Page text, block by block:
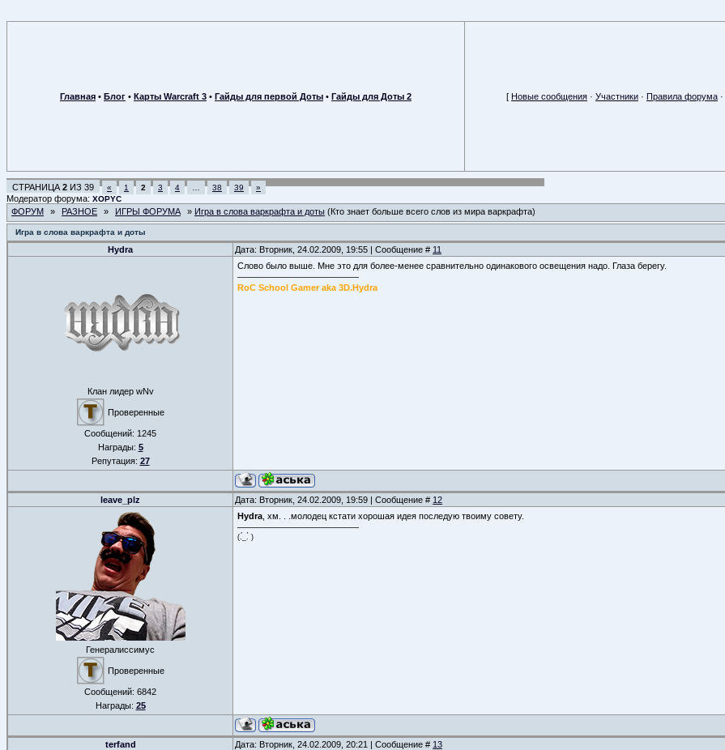
Главная • Блог • Карты Warcraft 3 • Гайды для первой Доты • Гайды для Доты 2 [ Новые сообщения · Участники · Правила форума ·
СТРАНИЦА 2 ИЗ 39 « 1 2 3 4 38 39 »
Модератор форума: XOPYC
ФОРУМ » РАЗНОЕ » ИГРЫ ФОРУМА » Игра в слова варкрафта и доты (Кто знает больше всего слов из мира варкрафта)
Игра в слова варкрафта и доты
Hydra Дата: Вторник, 24.02.2009, 19:55 | Сообщение # 11
Клан лидер wNv
Проверенные
Сообщений: 1245
Награды: 5
Репутация: 27
Слово было выше. Мне это для более-менее сравнительно одинакового освещения надо. Глаза берегу.
RoC School Gamer aka 3D.Hydra
leave_plz Дата: Вторник, 24.02.2009, 19:59 | Сообщение # 12
Генералиссимус
Проверенные
Сообщений: 6842
Награды: 25
Hydra , хм. . .молодец кстати хорошая идея последую твоиму совету.
(.́_.̀ )
terfand Дата: Вторник, 24.02.2009, 20:21 | Сообщение # 13